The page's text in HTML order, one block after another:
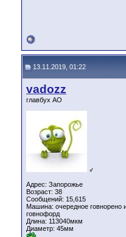
13.11.2019, 01:22
vadozz
главбух АО
♂
Адрес: Запорожье
Возраст: 38
Сообщений: 15,615
Машина: очередное говнорено
говнофорд
Длина: 113040мкм
Диаметр: 45мм